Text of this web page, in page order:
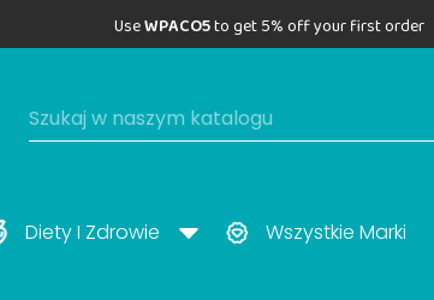
UseWPACO5to get 5% off your first order
Diety I Zdrowie Wszystkie Marki